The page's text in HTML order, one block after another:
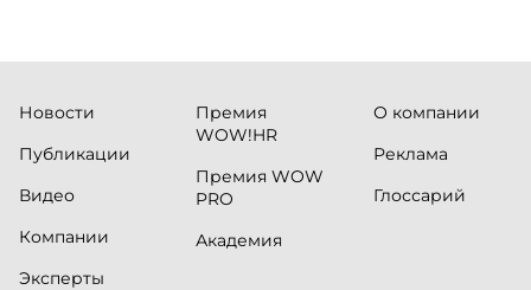
Новости
Публикации
Видео
Компании
Эксперты
Премия
WOW!HR
Премия WOW
PRO
Академия
О компании
Реклама
Глоссарий